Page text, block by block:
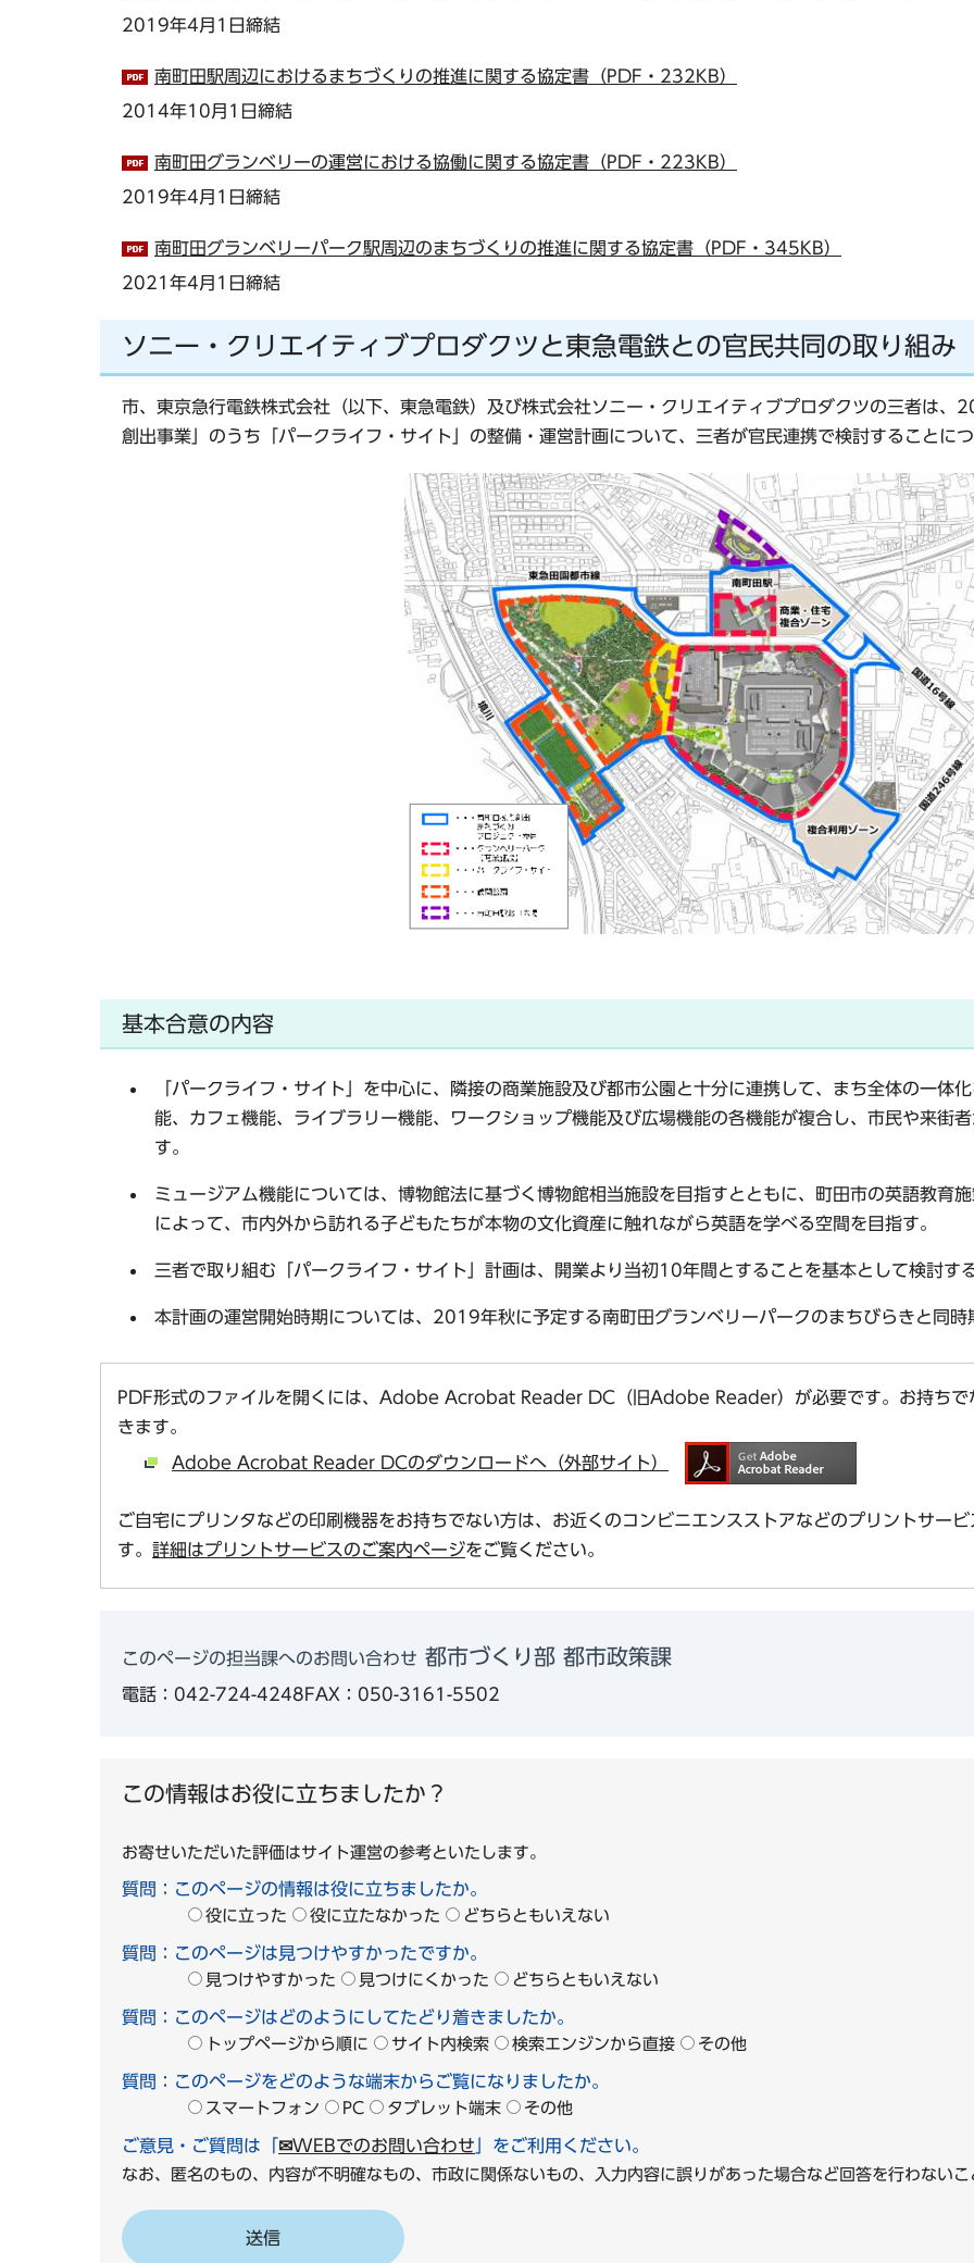
2019年4月1日締結
南町田駅周辺におけるまちづくりの推進に関する協定書（PDF・232KB）
2014年10月1日締結
南町田グランベリーの運営における協働に関する協定書（PDF・223KB）
2019年4月1日締結
南町田グランベリーパーク駅周辺のまちづくりの推進に関する協定書（PDF・345KB）
2021年4月1日締結
ソニー・クリエイティブプロダクツと東急電鉄との官民共同の取り組み
市、東京急行電鉄株式会社（以下、東急電鉄）及び株式会社ソニー・クリエイティブプロダクツの三者は
創出事業」のうち「パークライフ・サイト」の整備・運営計画について、三者が官民連携で検討することに
基本合意の内容
「パークライフ・サイト」を中心に、隣接の商業施設及び都市公園と十分に連携して、まち全体の一体
能、カフェ機能、ライブラリー機能、ワークショップ機能及び広場機能の各機能が複合し、市民や来街
す。
ミュージアム機能については、博物館法に基づく博物館相当施設を目指すとともに、町田市の英語教育
によって、市内外から訪れる子どもたちが本物の文化資産に触れながら英語を学べる空間を目指す。
三者で取り組む「パークライフ・サイト」計画は、開業より当初10年間とすることを基本として検討す
本計画の運営開始時期については、2019年秋に予定する南町田グランベリーパークのまちびらきと同
PDF形式のファイルを開くには、Adobe Acrobat Reader DC（旧Adobe Reader）が必要です。お持ちで
きます。
Adobe Acrobat Reader DCのダウンロードへ（外部サイト）
ご自宅にプリンタなどの印刷機器をお持ちでない方は、お近くのコンビニエンスストアなどのプリントサー
す。 詳細はプリントサービスのご案内ページをご覧ください。
このページの担当課へのお問い合わせ 都市づくり部 都市政策課
電話：042-724-4248FAX：050-3161-5502
この情報はお役に立ちましたか？
お寄せいただいた評価はサイト運営の参考といたします。
質問：このページの情報は役に立ちましたか。
役に立った 役に立たなかった どちらともいえない
質問：このページは見つけやすかったですか。
見つけやすかった 見つけにくかった どちらともいえない
質問：このページはどのようにしてたどり着きましたか。
トップページから順に サイト内検索 検索エンジンから直接 その他
質問：このページをどのような端末からご覧になりましたか。
スマートフォン PC タブレット端末 その他
ご意見・ご質問は「 ✉WEBでのお問い合わせ 」をご利用ください。
なお、匿名のもの、内容が不明確なもの、市政に関係ないもの、入力内容に誤りがあった場合など回答を行わ